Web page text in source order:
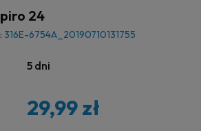
24
316E-6754A_20190710131755
5 dni
29,99 zł